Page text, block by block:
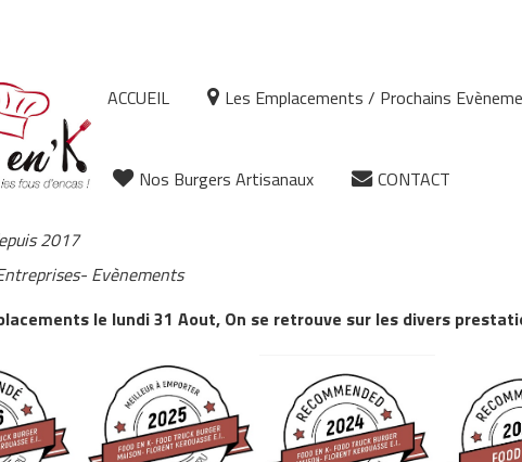
ACCUEIL Les Emplacements / Prochains
Nos Burgers Artisanaux CONTACT
2017
Evènements
le lundi 31 Aout, On se retrouve sur les divers